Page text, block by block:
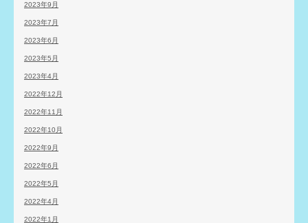
2023年9月
2023年7月
2023年6月
2023年5月
2023年4月
2022年12月
2022年11月
2022年10月
2022年9月
2022年6月
2022年5月
2022年4月
2022年1月